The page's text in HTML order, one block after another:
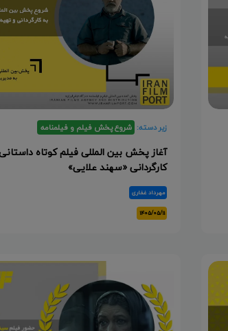
زیر دسته: شروع پخش فیلم و فیلمنامه
آغاز پخش بین المللی فیلم کوتاه
کارگردانی «سهند علایی»
مهرداد غفاری
۱۴۰۵/۰۵/۱۱